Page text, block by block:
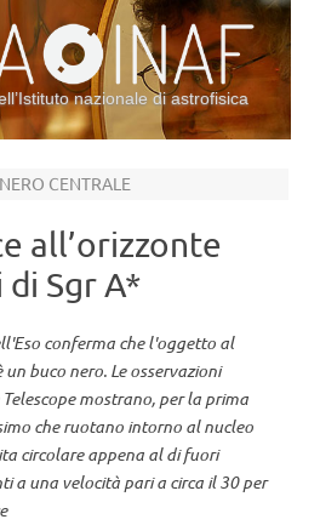
nazionale di astrofisica
CENTRALE
all’orizzonte
Sgr A*
conferma che l'oggetto al
buco nero. Le osservazioni
mostrano, per la prima
che ruotano intorno al nucleo
circolare appena al di fuori
a una velocità pari a circa il 30 per